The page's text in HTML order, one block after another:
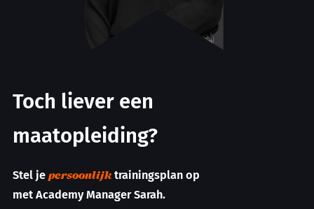
Toch liever een
maatopleiding?
Stel je persoonlijktrainingsplan op
met Academy Manager Sarah.